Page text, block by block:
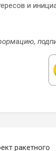
и
ракетного